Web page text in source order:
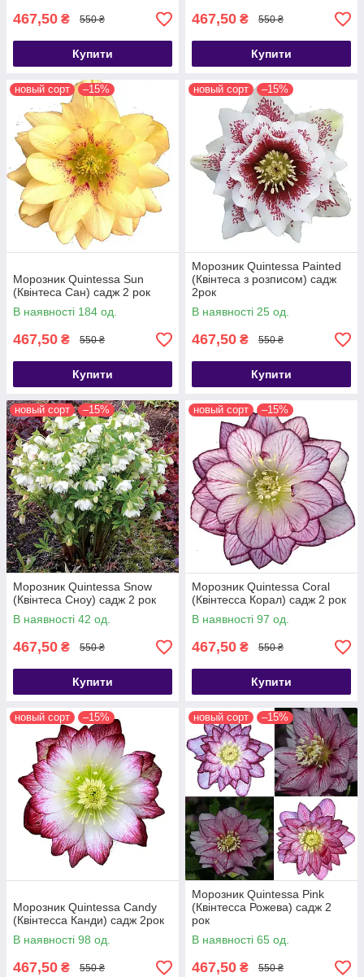
467,50 ₴ 550 ₴
Купити
467,50 ₴ 550 ₴
Купити
новый сорт –15%
Морозник Quintessa Sun
(Квінтеса Сан) садж 2 рок
В наявності 184 од.
467,50 ₴ 550 ₴
Купити
новый сорт –15%
Морозник Quintessa Painted
(Квінтеса з розписом) садж
2рок
В наявності 25 од.
467,50 ₴ 550 ₴
Купити
новый сорт –15%
Морозник Quintessa Snow
(Квінтеса Сноу) садж 2 рок
В наявності 42 од.
467,50 ₴ 550 ₴
Купити
новый сорт –15%
Морозник Quintessa Coral
(Квінтесса Корал) садж 2 рок
В наявності 97 од.
467,50 ₴ 550 ₴
Купити
новый сорт –15%
Морозник Quintessa Candy
(Квінтесса Канди) садж 2рок
В наявності 98 од.
467,50 ₴ 550 ₴
новый сорт –15%
Морозник Quintessa Pink
(Квінтесса Рожева) садж 2
рок
В наявності 65 од.
467,50 ₴ 550 ₴